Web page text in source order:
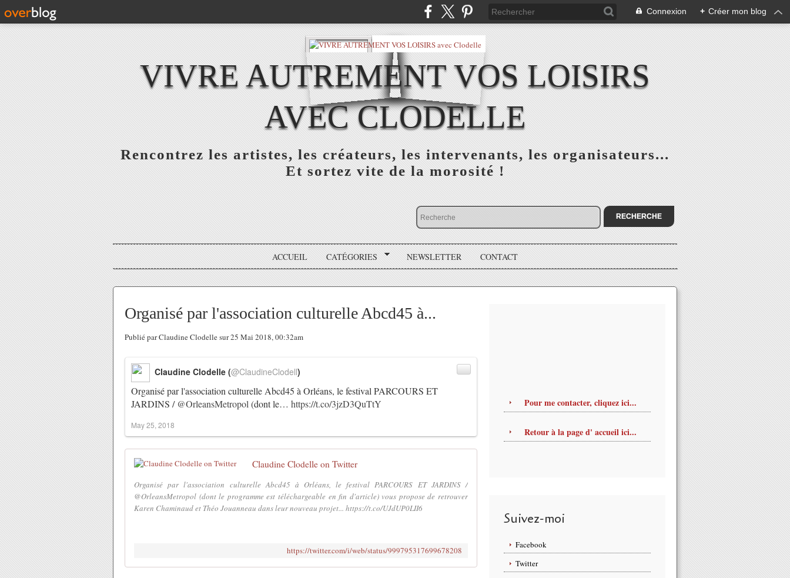
Connexion + Créer mon blog
VIVRE AUTREMENT VOS LOISIRS
AVEC CLODELLE
Rencontrez les artistes, les créateurs, les intervenants, les organisateurs...
Et sortez vite de la morosité !
ACCUEIL CATÉGORIES NEWSLETTER CONTACT
Organisé par l'association culturelle Abcd45 à...
Publié par Claudine Clodelle sur 25 Mai 2018, 00:32am
Organisé par l'association culturelle Abcd45 à Orléans, le festival PARCOURS ET
JARDINS / @OrleansMetropol (dont le… https://t.co/3jzD3QuTtY
Claudine Clodelle (@ClaudineClodell)
May 25, 2018
Claudine Clodelle on Twitter
Organisé par l'association culturelle Abcd45 à Orléans, le festival PARCOURS ET JARDINS /
@OrleansMetropol (dont le programme est téléchargeable en fin d'article) vous propose de retrouver
Karen Chaminaud et Théo Jouanneau dans leur nouveau projet... https://t.co/UJdUP0LII6
https://twitter.com/i/web/status/999795317699678208
Pour me contacter, cliquez ici...
Retour à la page d' accueil ici...
Suivez-moi
Facebook
Twitter